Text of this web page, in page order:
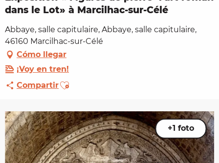
dans le Lot» à Marcilhac-sur-Célé
Abbaye, salle capitulaire, Abbaye, salle capitulaire,
46160 Marcilhac-sur-Célé
Cómo llegar
¡Voy en tren!
CompartirAjouter aux favoris
+1 foto